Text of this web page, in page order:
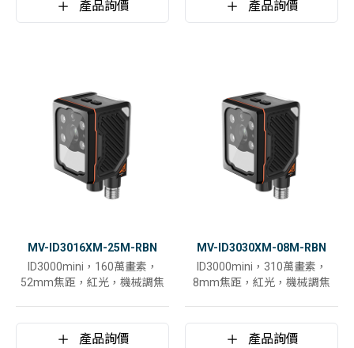
產品詢價 產品詢價
MV-ID3016XM-25M-RBN
ID3000mini，160萬畫素，
52mm焦距，紅光，機械調焦
產品詢價
MV-ID3030XM-08M-RBN
ID3000mini，310萬畫素，
8mm焦距，紅光，機械調焦
產品詢價